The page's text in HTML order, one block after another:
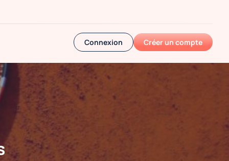
Connexion Créer un compte